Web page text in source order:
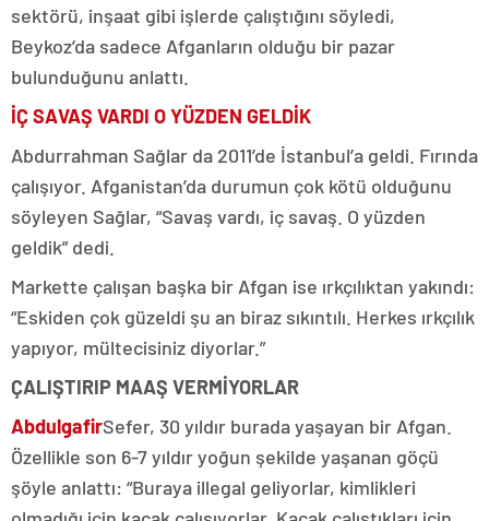
sektörü, inşaat gibi işlerde çalıştığını söyledi,
Beykoz’da sadece Afganların olduğu bir pazar
bulunduğunu anlattı.
İÇ SAVAŞ VARDI O YÜZDEN GELDİK
Abdurrahman Sağlar da 2011’de İstanbul’a geldi. Fırında
çalışıyor. Afganistan’da durumun çok kötü olduğunu
söyleyen Sağlar, “Savaş vardı, iç savaş. O yüzden
geldik” dedi.
Markette çalışan başka bir Afgan ise ırkçılıktan yakındı:
“Eskiden çok güzeldi şu an biraz sıkıntılı. Herkes ırkçılık
yapıyor, mültecisiniz diyorlar.”
ÇALIŞTIRIP MAAŞ VERMİYORLAR
AbdulgafirSefer, 30 yıldır burada yaşayan bir Afgan.
Özellikle son 6-7 yıldır yoğun şekilde yaşanan göçü
şöyle anlattı: “Buraya illegal geliyorlar, kimlikleri